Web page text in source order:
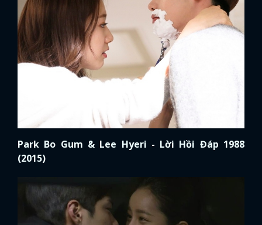
Park Bo Gum & Lee Hyeri - Lời Hồi Đáp 1988
(2015)